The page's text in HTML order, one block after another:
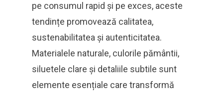
pe consumul rapid și pe exces, aceste
tendințe promovează calitatea,
sustenabilitatea și autenticitatea.
Materialele naturale, culorile pământii,
siluetele clare și detaliile subtile sunt
elemente esențiale care transformă